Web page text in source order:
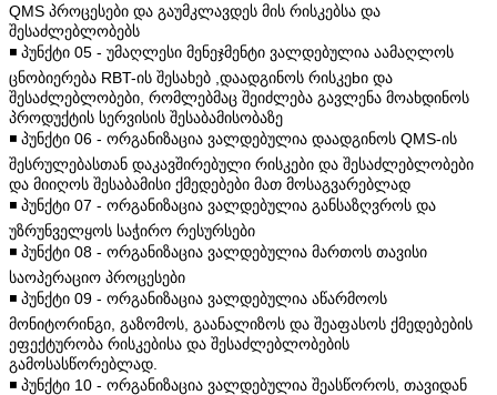
QMS პროცესები და გაუმკლავდეს მის რისკებსა და
შესაძლებლობებს
◾️ პუნქტი 05 - უმაღლესი მენეჯმენტი ვალდებულია აამაღლოს
ცნობიერება RBT-ის შესახებ ,დაადგინოს რისკეbი და
შესაძლებლობები, რომლებმაც შეიძლება გავლენა მოახდინოს
პროდუქტის სერვისის შესაბამისობაზე
◾️ პუნქტი 06 - ორგანიზაცია ვალდებულია დაადგინოს QMS-ის
შესრულებასთან დაკავშირებული რისკები და შესაძლებლობები
და მიიღოს შესაბამისი ქმედებები მათ მოსაგვარებლად
◾️ პუნქტი 07 - ორგანიზაცია ვალდებულია განსაზღვროს და
უზრუნველყოს საჭირო რესურსები
◾️ პუნქტი 08 - ორგანიზაცია ვალდებულია მართოს თავისი
საოპერაციო პროცესები
◾️ პუნქტი 09 - ორგანიზაცია ვალდებულია აწარმოოს
მონიტორინგი, გაზომოს, გაანალიზოს და შეაფასოს ქმედებების
ეფექტურობა რისკებისა და შესაძლებლობების
გამოსასწორებლად.
◾️ პუნქტი 10 - ორგანიზაცია ვალდებულია შეასწოროს, თავიდან